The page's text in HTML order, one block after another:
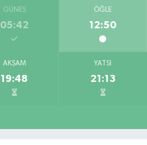
GÜNEŞ
05:42
ÖĞLE
12:50
AKŞAM
19:48
YATSI
21:13